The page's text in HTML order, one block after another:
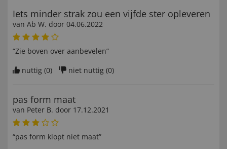
Iets minder strak zou een vijfde ster opleveren
van Ab W. door 04.06.2022
“Zie boven over aanbevelen”
nuttig (0) niet nuttig (0)
pas form maat
van Peter B. door 17.12.2021
“pas form klopt niet maat”